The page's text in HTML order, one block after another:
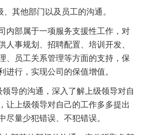
其他部门以及员工的沟通。
内部属于一项服务支援性工作，对
人事规划、招聘配置、培训开发、
、员工关系管理等方面的支持，保
进行，实现公司的保值增值。
导的沟通，深入了解上级领导对自
让上级领导对自己的工作多多提出
尽量少犯错误、不犯错误。